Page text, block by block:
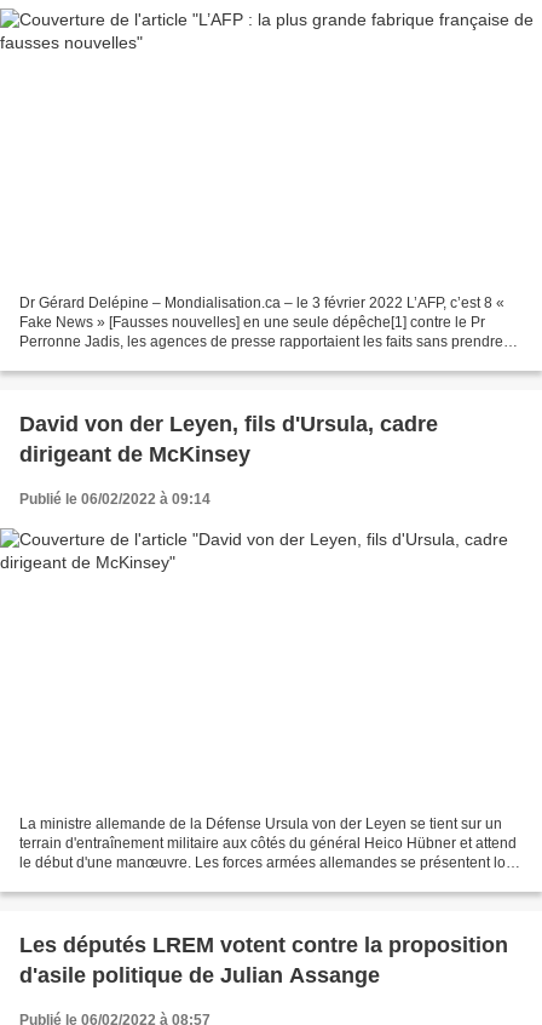
Dr Gérard Delépine – Mondialisation.ca – le 3 février 2022 L’AFP, c’est 8 «
Fake News » [Fausses nouvelles] en une seule dépêche[1] contre le Pr
Perronne Jadis, les agences de presse rapportaient les faits sans prendre
David von der Leyen, fils d'Ursula, cadre
dirigeant de McKinsey
Publié le 06/02/2022 à 09:14
La ministre allemande de la Défense Ursula von der Leyen se tient sur un
terrain d'entraînement militaire aux côtés du général Heico Hübner et attend
le début d'une manœuvre. Les forces armées allemandes se présentent lors
Les députés LREM votent contre la proposition
d'asile politique de Julian Assange
Publié le 06/02/2022 à 08:57